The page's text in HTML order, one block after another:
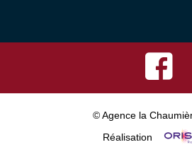
© Agence la
Réalisation